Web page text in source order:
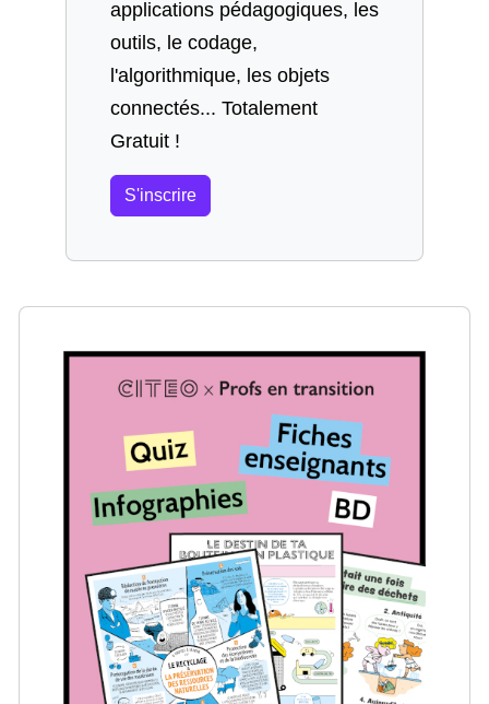
applications pédagogiques, les
outils, le codage,
l'algorithmique, les objets
connectés... Totalement
Gratuit !
S'inscrire